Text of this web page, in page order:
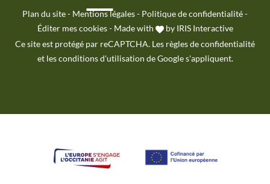
Plan du site- Mentions légales- Politique de confidentialité-
Éditer mes cookies - Made with by IRIS Interactive
Ce site est protégé par reCAPTCHA. Les règles de confidentialité
et lesconditions d'utilisation de Google s'appliquent.